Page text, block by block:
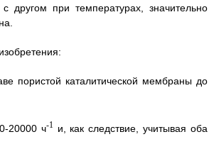
другом при температурах, значительно
пористой каталитической мембраны до
20000 ч-1и, как следствие, учитывая оба